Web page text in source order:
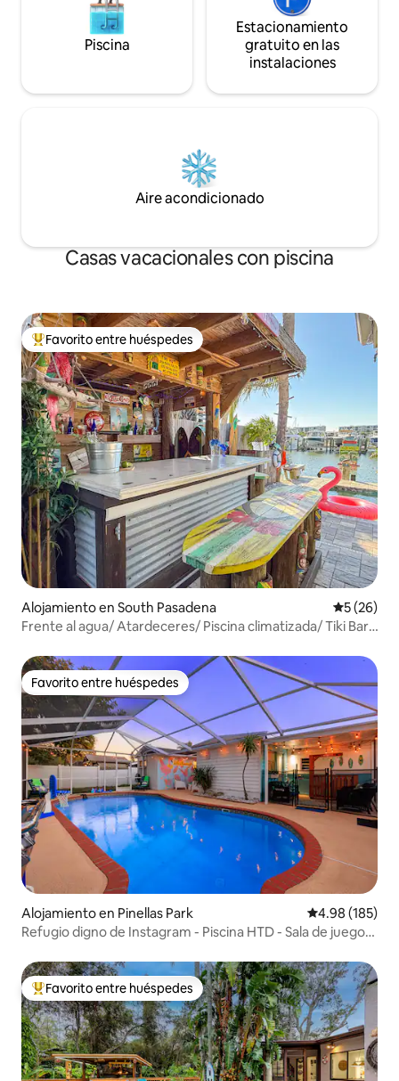
Piscina
Estacionamiento
gratuito en las
instalaciones
Aire acondicionado
Casas vacacionales con piscina
Favorito entre huéspedes preferido
Favorito entre huéspedes
Alojamiento en South Pasadena
5 (26)
Frente al agua/ Atardeceres/ Piscina climatizada/ Tiki Bar/
Favorito entre huéspedes
Favorito entre huéspedes
Alojamiento en Pinellas Park Calificación
4.98 (185)
Refugio digno de Instagram - Piscina HTD - Sala de juegos
Favorito entre huéspedes preferido
Favorito entre huéspedes